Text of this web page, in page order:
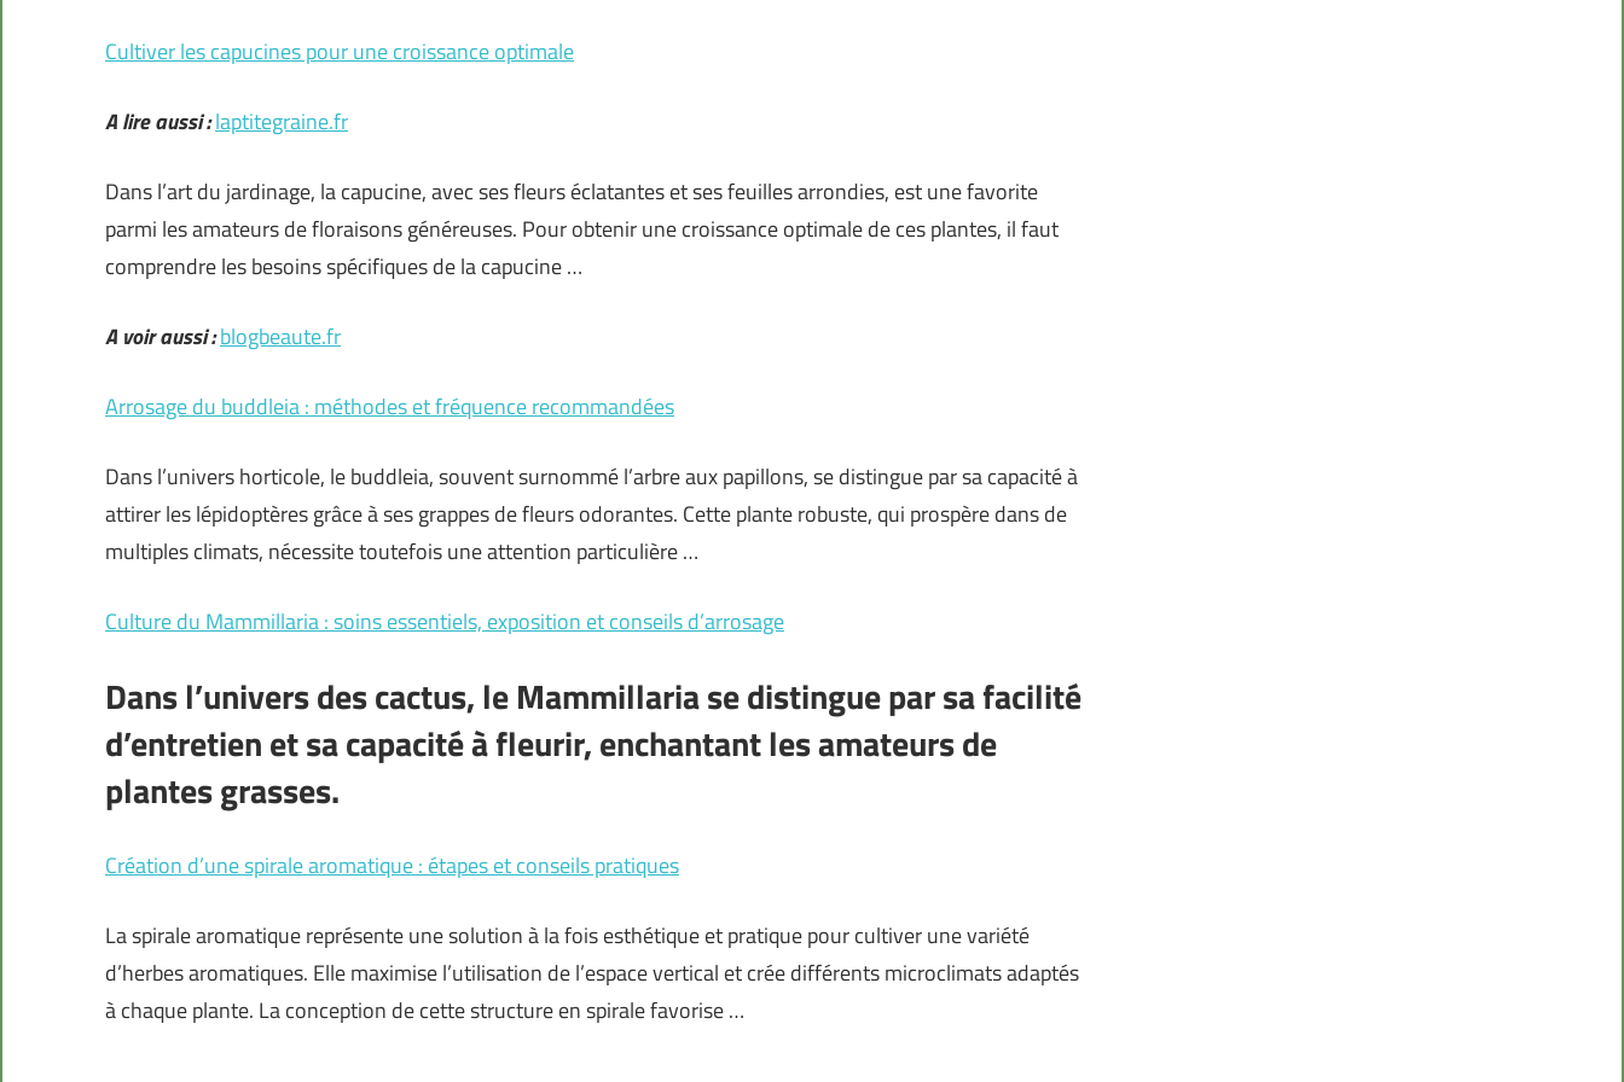
Cultiver les capucines pour une croissance optimale
A lire aussi :laptitegraine.fr
Dans l’art du jardinage, la capucine, avec ses fleurs éclatantes et ses feuilles arrondies, est une favorite
parmi les amateurs de floraisons généreuses. Pour obtenir une croissance optimale de ces plantes, il faut
comprendre les besoins spécifiques de la capucine …
A voir aussi :blogbeaute.fr
Arrosage du buddleia : méthodes et fréquence recommandées
Dans l’univers horticole, le buddleia, souvent surnommé l’arbre aux papillons, se distingue par sa capacité à
attirer les lépidoptères grâce à ses grappes de fleurs odorantes. Cette plante robuste, qui prospère dans de
multiples climats, nécessite toutefois une attention particulière …
Culture du Mammillaria : soins essentiels, exposition et conseils d’arrosage
Dans l’univers des cactus, le Mammillaria se distingue par sa facilité
d’entretien et sa capacité à fleurir, enchantant les amateurs de
plantes grasses.
Création d’une spirale aromatique : étapes et conseils pratiques
La spirale aromatique représente une solution à la fois esthétique et pratique pour cultiver une variété
d’herbes aromatiques. Elle maximise l’utilisation de l’espace vertical et crée différents microclimats adaptés
à chaque plante. La conception de cette structure en spirale favorise …